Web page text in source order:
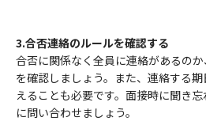
3.合否連絡のルールを確認する
合否に関係なく全員に連絡があるの
を確認しましょう。また、連絡する
えることも必要です。面接時に聞き
に問い合わせましょう。